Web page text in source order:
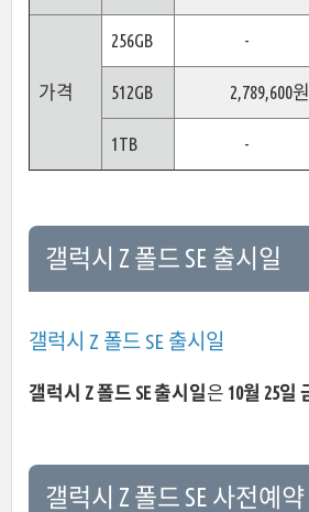
가격
256GB -
512GB 2,789,600원
1TB -
갤럭시 Z 폴드 SE 출시일
갤럭시 Z 폴드 SE 출시일
갤럭시 Z 폴드 SE 출시일은 10월 25일
갤럭시 Z 폴드 SE 사전예약